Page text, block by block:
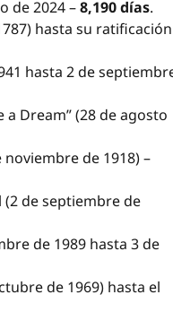
de 2024 –8,190 días.
hasta su ratificación
hasta 2 de
a Dream” (28 de agosto
de 1918) –
de septiembre de
de 1989 hasta 3 de
de 1969) hasta el